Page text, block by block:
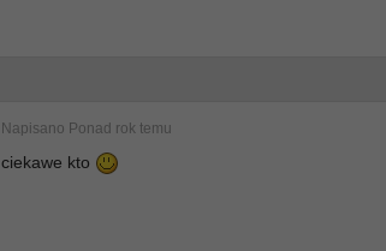
Napisano Ponad rok temu
ciekawe kto